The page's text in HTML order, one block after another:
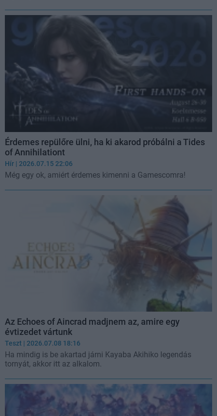
Érdemes repülőre ülni, ha ki akarod próbálni a Tides
of Annihilationt
Hír | 2026.07.15 22:06
Még egy ok, amiért érdemes kimenni a Gamescomra!
Az Echoes of Aincrad madjnem az, amire egy
évtizedet vártunk
Teszt | 2026.07.08 18:16
Ha mindig is be akartad járni Kayaba Akihiko legendás
tornyát, akkor itt az alkalom.